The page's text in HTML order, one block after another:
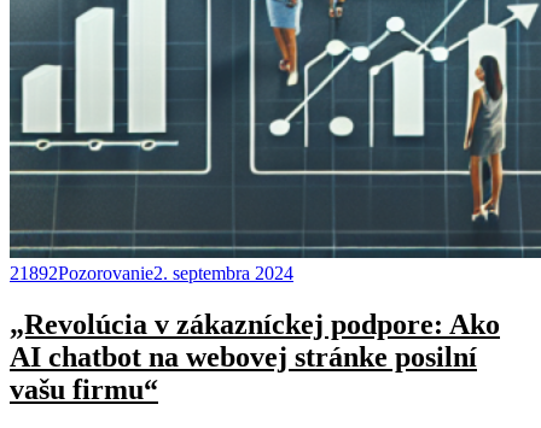
21892Pozorovanie2. septembra 2024
„Revolúcia v zákazníckej podpore: Ako
AI chatbot na webovej stránke posilní
vašu firmu“